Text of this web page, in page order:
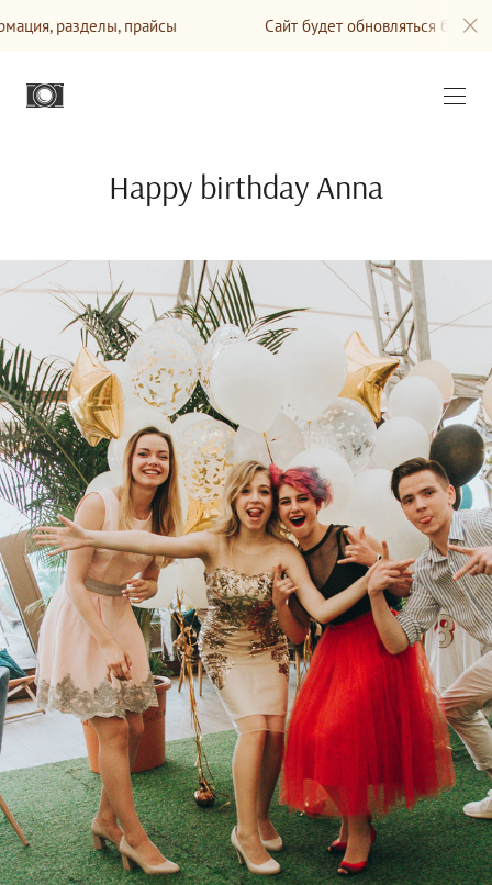
разделы, прайсы Сайт будет обновляться
Happy birthday Anna